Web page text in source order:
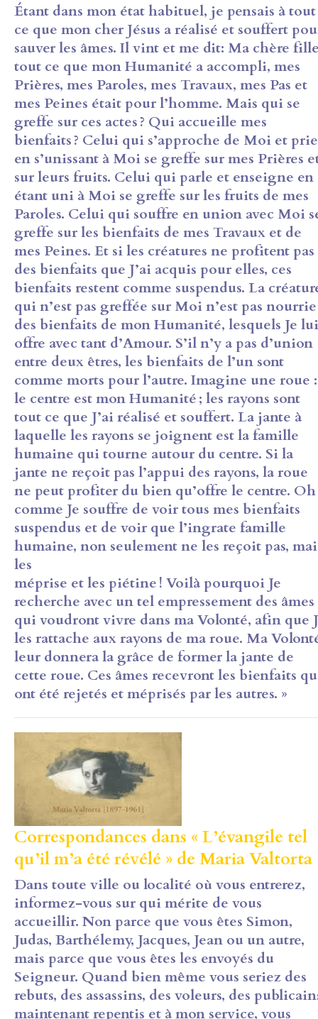
Étant dans mon état habituel, je pensais à tout
ce que mon cher Jésus a réalisé et souffert
sauverles âmes. Il vint et me dit: Ma chère
tout ce que mon Humanité a accompli, mes
Prières, mes Paroles, mes Travaux, mes Pas et
mes Peines était pour l’homme. Mais qui se
greffe sur ces actes ? Qui accueille mes
bienfaits ? Celui qui s’approche de Moi et prie
en s’unissant à Moi se greffe sur mes Prières
sur leurs fruits. Celui qui parle et enseigne en
étant uni à Moi se greffe sur les fruits de mes
Paroles. Celui qui souffre en union avec Moi
greffe sur les bienfaits de mes Travaux et de
mes Peines. Et si les créatures ne profitent pas
des bienfaits que J’ai acquis pour elles, ces
bienfaits restent comme suspendus. La
qui n’estpas greffée sur Moi n’est pas nourrie
des bienfaits de mon Humanité, lesquels Je lui
offre avec tant d’Amour. S’il n’y a pas d’union
entre deux êtres, les bienfaits de l’un sont
comme morts pour l’autre. Imagine une roue :
le centre est mon Humanité ; les rayons sont
tout ce que J’airéalisé et souffert. La jante à
laquelle les rayons se joignent est lafamille
humaine qui tourne autour du centre. Si la
jante ne reçoit pas l’appui des rayons, la roue
ne peut profiter du bien qu’offre le centre. Oh
comme Je souffre de voir tous mes bienfaits
suspendus et de voir que l’ingrate famille
humaine, non seulement ne les reçoit pas,
les
méprise et les piétine ! Voilà pourquoi Je
recherche avec un tel empressement des âmes
qui voudront vivre dans ma Volonté, afin que
les rattache aux rayons de ma roue. Ma
leur donnera la grâce de former la jante de
cette roue. Ces âmes recevront les bienfaits
ont été rejetés et méprisés par les autres. »
Correspondances dans « L’évangile tel
qu’il m’a été révélé » de Maria Valtorta
Dans toute ville ou localité où vous entrerez,
informez-vous sur qui mérite de vous
accueillir. Non parce que vous êtes Simon,
Judas, Barthélemy, Jacques, Jean ou un autre,
mais parce que vous êtes les envoyés du
Seigneur. Quand bien même vous seriez des
rebuts, des assassins, des voleurs, des
maintenant repentis et à mon service, vous